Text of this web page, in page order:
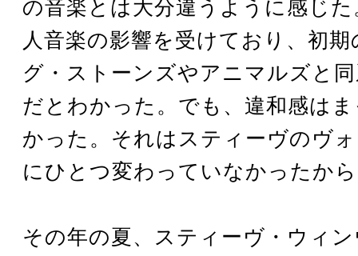
の音楽とは大分違うように感じ
人音楽の影響を受けており、初
グ・ストーンズやアニマルズと
だとわかった。でも、違和感は
かった。それはスティーヴのヴ
にひとつ変わっていなかったか
その年の夏、スティーヴ・ウィ